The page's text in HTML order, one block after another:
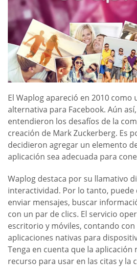
El Waplog apareció en 2010 como
alternativa para Facebook. Aún
entendieron los desafíos de la
creación de Mark Zuckerberg. Es
decidieron agregar un elemento
aplicación sea adecuada para
Waplog destaca por su llamativo
interactividad. Por lo tanto, puede
enviar mensajes, buscar
con un par de clics. El servicio
escritorio y móviles, contando
aplicaciones nativas para
Tenga en cuenta que la aplicación
recurso para usar en las citas y la